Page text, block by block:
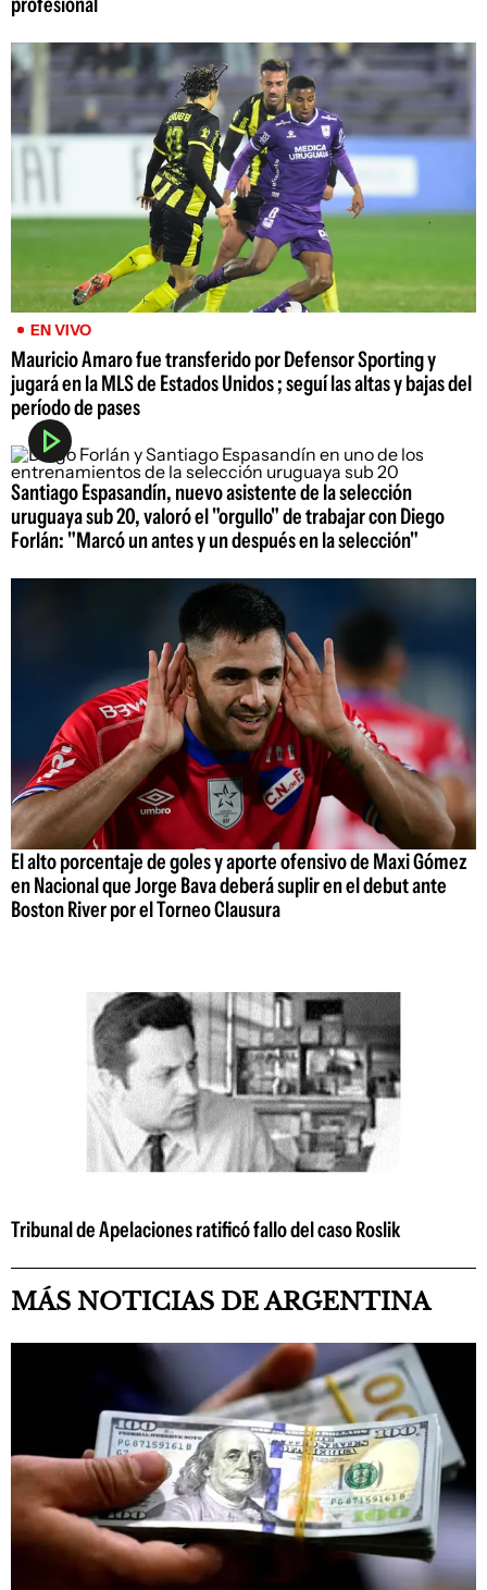
EN VIVO
Mauricio Amaro fue transferido por Defensor Sporting y
jugará en la MLS de Estados Unidos ; seguí las altas y bajas del
período de pases
Santiago Espasandín, nuevo asistente de la selección
uruguaya sub 20, valoró el "orgullo" de trabajar con Diego
Forlán: "Marcó un antes y un después en la selección"
El alto porcentaje de goles y aporte ofensivo de Maxi Gómez
en Nacional que Jorge Bava deberá suplir en el debut ante
Boston River por el Torneo Clausura
Tribunal de Apelaciones ratificó fallo del caso Roslik
MÁS NOTICIAS DE ARGENTINA